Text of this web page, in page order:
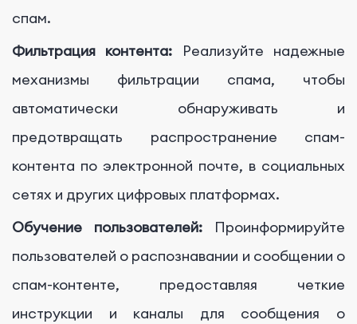
спам.
Фильтрация контента: Реализуйте надежные
механизмы фильтрации спама, чтобы
автоматически обнаруживать и
предотвращать распространение спам-
контента по электронной почте, в социальных
сетях и других цифровых платформах.
Обучение пользователей: Проинформируйте
пользователей о распознавании и сообщении о
спам-контенте, предоставляя четкие
инструкции и каналы для сообщения о